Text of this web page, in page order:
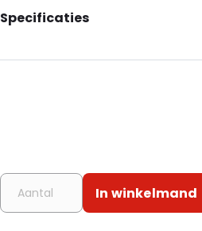
Specificaties
Primary Color: Black
In winkelmand